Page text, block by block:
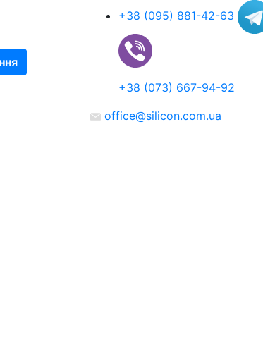
+38 (095) 881-42-63
+38 (073) 667-94-92
office@silicon.com.ua